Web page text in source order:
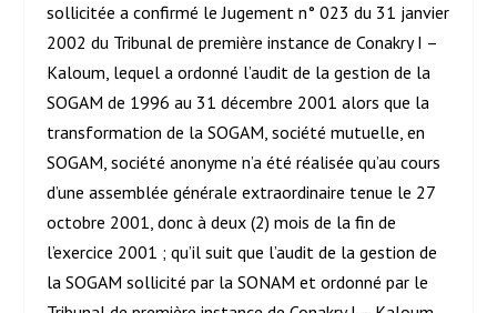
sollicitée a confirmé le Jugement n° 023 du 31 janvier
2002 du Tribunal de première instance de Conakry I –
Kaloum, lequel a ordonné l’audit de la gestion de la
SOGAM de 1996 au 31 décembre 2001 alors que la
transformation de la SOGAM, société mutuelle, en
SOGAM, société anonyme n’a été réalisée qu’au cours
d’une assemblée générale extraordinaire tenue le 27
octobre 2001, donc à deux (2) mois de la fin de
l’exercice 2001 ; qu’il suit que l’audit de la gestion de
la SOGAM sollicité par la SONAM et ordonné par le